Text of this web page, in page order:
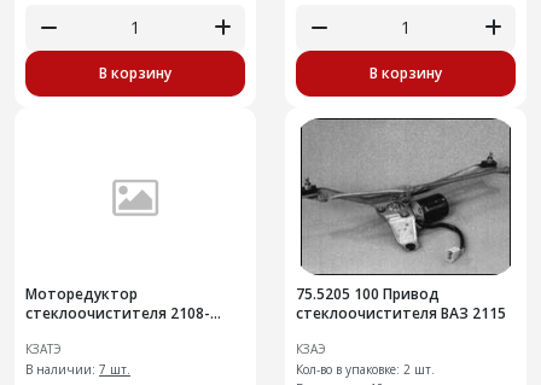
В корзину В корзину
Моторедуктор
стеклоочистителя 2108-
2113-2115 (вал 12мм)
КЗАТЭ
В наличии: 7 шт.
75.5205 100 Привод
стеклоочистителя ВАЗ 2115
КЗАЭ
Кол-во в упаковке: 2 шт.